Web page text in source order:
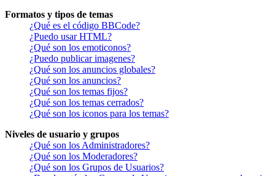
Formatos y tipos de temas
¿Qué es el código BBCode?
¿Puedo usar HTML?
¿Qué son los emoticonos?
¿Puedo publicar imagenes?
¿Qué son los anuncios globales?
¿Qué son los anuncios?
¿Qué son los temas fijos?
¿Qué son los temas cerrados?
¿Qué son los iconos para los temas?
Niveles de usuario y grupos
¿Qué son los Administradores?
¿Qué son los Moderadores?
¿Qué son los Grupos de Usuarios?